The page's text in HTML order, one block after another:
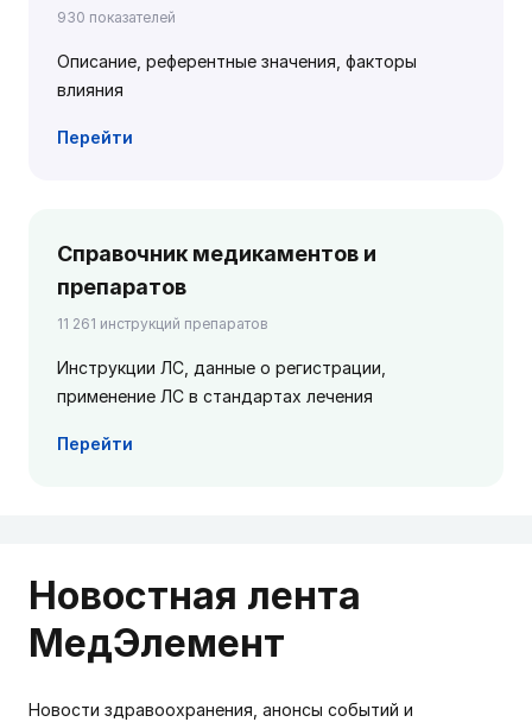
930 показателей
Описание, референтные значения, факторы
влияния
Перейти
Справочник медикаментов и
препаратов
11 261 инструкций препаратов
Инструкции ЛС, данные о регистрации,
применение ЛС в стандартах лечения
Перейти
Новостная лента
МедЭлемент
Новости здравоохранения, анонсы событий и